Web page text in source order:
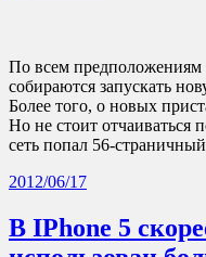
По всем предположениям
собираются запускать
Более того, о новых
Но не стоит отчаиваться
сеть попал 56-
2012/06/17
В IPhone 5